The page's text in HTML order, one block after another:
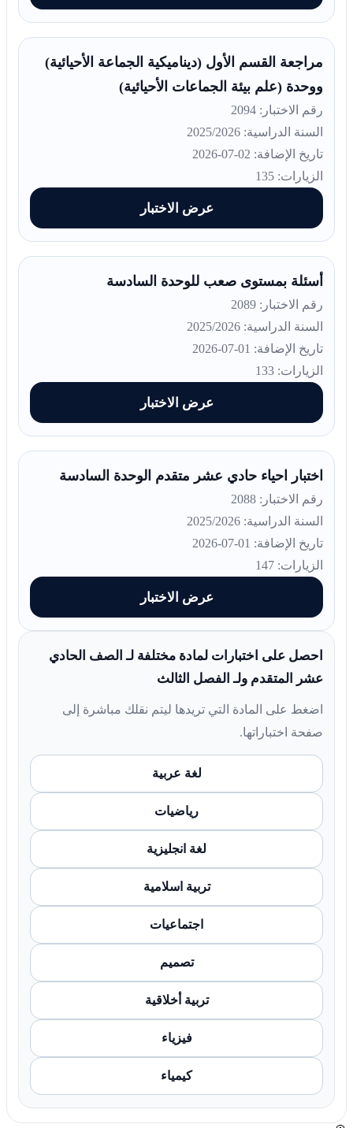
مراجعة القسم الأول (ديناميكية الجماعة الأحيائية)
ووحدة (علم بيئة الجماعات الأحيائية)
رقم الاختبار: 2094
السنة الدراسية: 2025/2026
تاريخ الإضافة: 02-07-2026
الزيارات: 135
عرض الاختبار
أسئلة بمستوى صعب للوحدة السادسة
رقم الاختبار: 2089
السنة الدراسية: 2025/2026
تاريخ الإضافة: 01-07-2026
الزيارات: 133
عرض الاختبار
اختبار احياء حادي عشر متقدم الوحدة السادسة
رقم الاختبار: 2088
السنة الدراسية: 2025/2026
تاريخ الإضافة: 01-07-2026
الزيارات: 147
عرض الاختبار
احصل على اختبارات لمادة مختلفة لـ الصف الحادي
عشر المتقدم ولـ الفصل الثالث
اضغط على المادة التي تريدها ليتم نقلك مباشرة إلى
صفحة اختباراتها.
لغة عربية
رياضيات
لغة انجليزية
تربية اسلامية
اجتماعيات
تصميم
تربية أخلاقية
فيزياء
كيمياء